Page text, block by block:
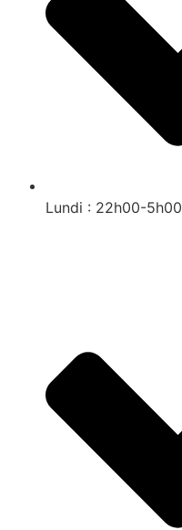
Lundi : 22h00-5h00